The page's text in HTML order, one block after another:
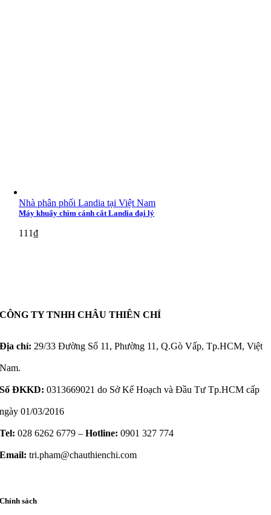
Nhà phân phối Landia tại Việt Nam
Máy khuấy chìm cánh cắt Landia đại lý
111₫
CÔNG TY TNHH CHÂU THIÊN CHÍ
Địa chỉ: 29/33 Đường Số 11, Phường 11, Q.Gò Vấp, Tp.HCM, Việt
Nam.
Số ĐKKD: 0313669021 do Sở Kế Hoạch và Đầu Tư Tp.HCM cấp
ngày 01/03/2016
Tel: 028 6262 6779 –Hotline: 0901 327 774
Email: tri.pham@chauthienchi.com
Chính sách